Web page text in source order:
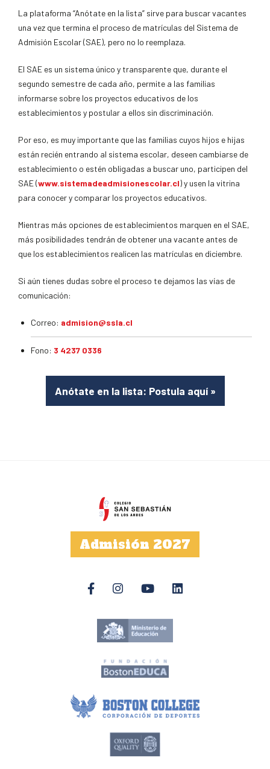
La plataforma “Anótate en la lista” sirve para buscar vacantes
una vez que termina el proceso de matrículas del Sistema de
Admisión Escolar (SAE), pero no lo reemplaza.
El SAE es un sistema único y transparente que, durante el
segundo semestre de cada año, permite a las familias
informarse sobre los proyectos educativos de los
establecimientos y postular a ellos sin discriminación.
Por eso, es muy importante que las familias cuyos hijos e hijas
están recién entrando al sistema escolar, deseen cambiarse de
establecimiento o estén obligadas a buscar uno, participen del
SAE (www.sistemadeadmisionescolar.cl) y usen la vitrina
para conocer y comparar los proyectos educativos.
Mientras más opciones de establecimientos marquen en el SAE,
más posibilidades tendrán de obtener una vacante antes de
que los establecimientos realicen las matrículas en diciembre.
Si aún tienes dudas sobre el proceso te dejamos las vías de
comunicación:
Correo: admision@ssla.cl
Fono: 3 4237 0336
Anótate en la lista: Postula aquí »
Admisión 2027